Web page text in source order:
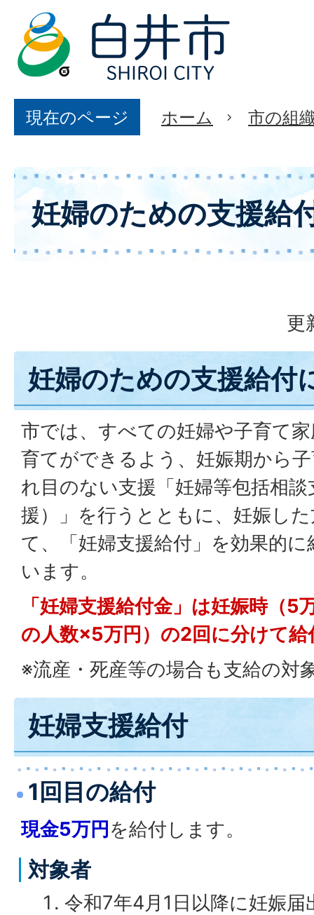
現在のページ ホーム 市の組
妊婦のための支援給
更
妊婦のための支援給付
市では、すべての妊婦や子育て
育てができるよう、妊娠期から
れ目のない支援「妊婦等包括相
援）」を行うとともに、妊娠し
て、「妊婦支援給付」を効果的
います。
「妊婦支援給付金」は妊娠時（5
の人数×5万円）の2回に分けて給
※流産・死産等の場合も支給の対
妊婦支援給付
1回目の給付
現金5万円を給付します。
対象者
令和7年4月1日以降に妊娠